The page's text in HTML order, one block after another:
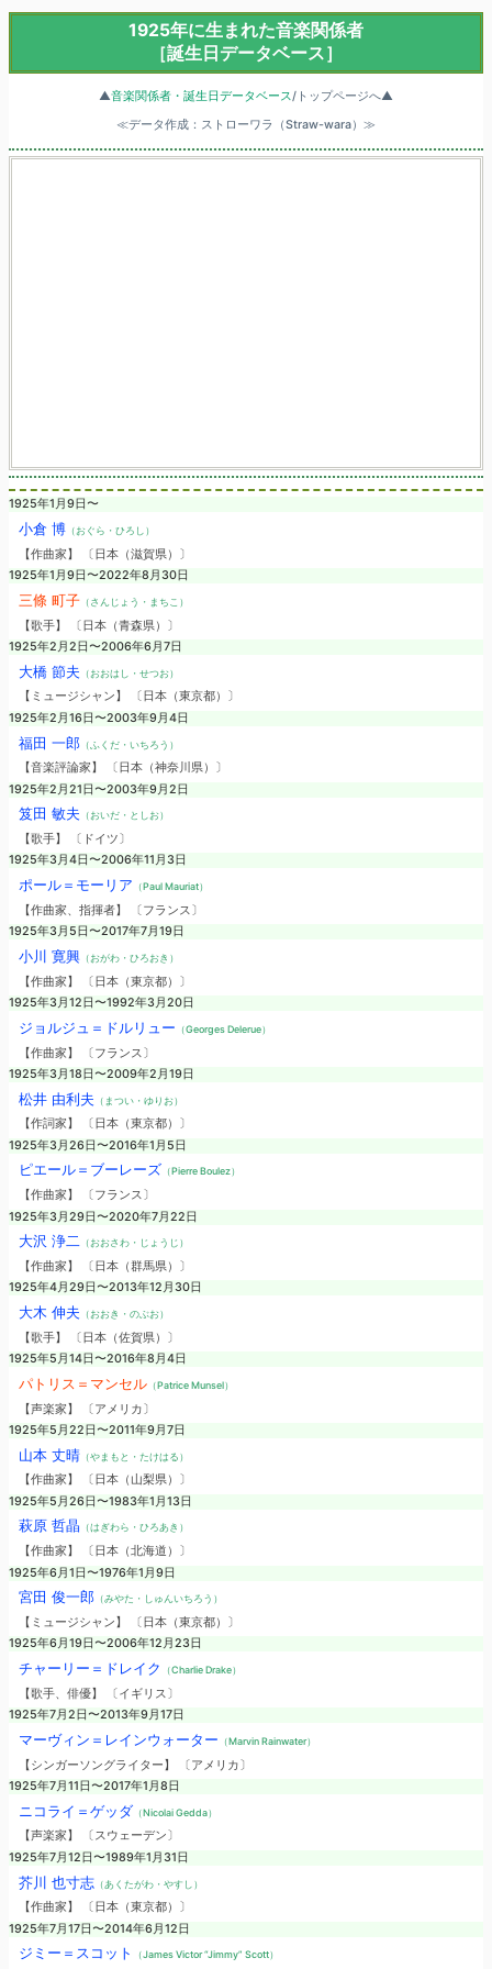
1925年に生まれた音楽関係者
［誕生日データベース］
▲音楽関係者・誕生日データベース/トップページへ▲
≪データ作成：ストローワラ（Straw-wara）≫
1925年1月9日〜
小倉 博（おぐら・ひろし）
【作曲家】 〔日本（滋賀県）〕
1925年1月9日〜2022年8月30日
三條 町子（さんじょう・まちこ）
【歌手】 〔日本（青森県）〕
1925年2月2日〜2006年6月7日
大橋 節夫 （おおはし・せつお）
【ミュージシャン】 〔日本（東京都）〕
1925年2月16日〜2003年9月4日
福田 一郎（ふくだ・いちろう）
【音楽評論家】 〔日本（神奈川県）〕
1925年2月21日〜2003年9月2日
笈田 敏夫 （おいだ・としお）
【歌手】 〔ドイツ〕
1925年3月4日〜2006年11月3日
ポール＝モーリア （Paul Mauriat）
【作曲家、指揮者】 〔フランス〕
1925年3月5日〜2017年7月19日
小川 寛興（おがわ・ひろおき）
【作曲家】 〔日本（東京都）〕
1925年3月12日〜1992年3月20日
ジョルジュ＝ドルリュー （Georges Delerue）
【作曲家】 〔フランス〕
1925年3月18日〜2009年2月19日
松井 由利夫 （まつい・ゆりお）
【作詞家】 〔日本（東京都）〕
1925年3月26日〜2016年1月5日
ピエール＝ブーレーズ （Pierre Boulez）
【作曲家】 〔フランス〕
1925年3月29日〜2020年7月22日
大沢 浄二（おおさわ・じょうじ）
【作曲家】 〔日本（群馬県）〕
1925年4月29日〜2013年12月30日
大木 伸夫 （おおき・のぶお）
【歌手】 〔日本（佐賀県）〕
1925年5月14日〜2016年8月4日
パトリス＝マンセル（Patrice Munsel）
【声楽家】 〔アメリカ〕
1925年5月22日〜2011年9月7日
山本 丈晴（やまもと・たけはる）
【作曲家】 〔日本（山梨県）〕
1925年5月26日〜1983年1月13日
萩原 哲晶 （はぎわら・ひろあき）
【作曲家】 〔日本（北海道）〕
1925年6月1日〜1976年1月9日
宮田 俊一郎（みやた・しゅんいちろう）
【ミュージシャン】 〔日本（東京都）〕
1925年6月19日〜2006年12月23日
チャーリー＝ドレイク （Charlie Drake）
【歌手、俳優】 〔イギリス〕
1925年7月2日〜2013年9月17日
マーヴィン＝レインウォーター （Marvin Rainwater）
【シンガーソングライター】 〔アメリカ〕
1925年7月11日〜2017年1月8日
ニコライ＝ゲッダ （Nicolai Gedda）
【声楽家】 〔スウェーデン〕
1925年7月12日〜1989年1月31日
芥川 也寸志（あくたがわ・やすし）
【作曲家】 〔日本（東京都）〕
1925年7月17日〜2014年6月12日
ジミー＝スコット （James Victor “Jimmy” Scott）